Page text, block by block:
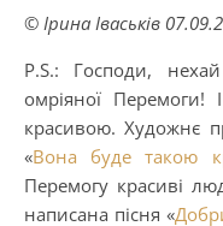
© Ірина Іваськів
P.S.: Господи,
омріяної
красивою. Художнє
«Вона буде такою
Перемогу красиві
написана пісня «